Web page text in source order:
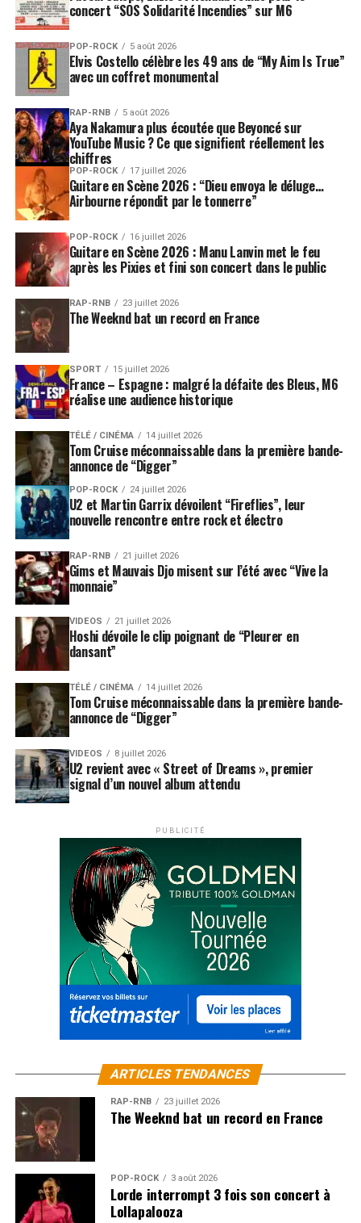
concert “SOS Solidarité Incendies” sur M6
POP-ROCK 5 août 2026
Elvis Costello célèbre les 49 ans de “My Aim Is True”
avec un coffret monumental
RAP-RNB 5 août 2026
Aya Nakamura plus écoutée que Beyoncé sur
YouTube Music ? Ce que signifient réellement les
chiffres
POP-ROCK 17 juillet 2026
Guitare en Scène 2026 : “Dieu envoya le déluge…
Airbourne répondit par le tonnerre”
POP-ROCK 16 juillet 2026
Guitare en Scène 2026 : Manu Lanvin met le feu
après les Pixies et fini son concert dans le public
RAP-RNB 23 juillet 2026
The Weeknd bat un record en France
SPORT 15 juillet 2026
France – Espagne : malgré la défaite des Bleus, M6
réalise une audience historique
TÉLÉ / CINÉMA 14 juillet 2026
Tom Cruise méconnaissable dans la première bande-
annonce de “Digger”
POP-ROCK 24 juillet 2026
U2 et Martin Garrix dévoilent “Fireflies”, leur
nouvelle rencontre entre rock et électro
RAP-RNB 21 juillet 2026
Gims et Mauvais Djo misent sur l’été avec “Vive la
monnaie”
VIDEOS 21 juillet 2026
Hoshi dévoile le clip poignant de “Pleurer en
dansant”
TÉLÉ / CINÉMA 14 juillet 2026
Tom Cruise méconnaissable dans la première bande-
annonce de “Digger”
VIDEOS 8 juillet 2026
U2 revient avec « Street of Dreams », premier
signal d’un nouvel album attendu
PUBLICITÉ
ARTICLES TENDANCES
RAP-RNB 23 juillet 2026
The Weeknd bat un record en France
POP-ROCK 3 août 2026
Lorde interrompt 3 fois son concert à
Lollapalooza